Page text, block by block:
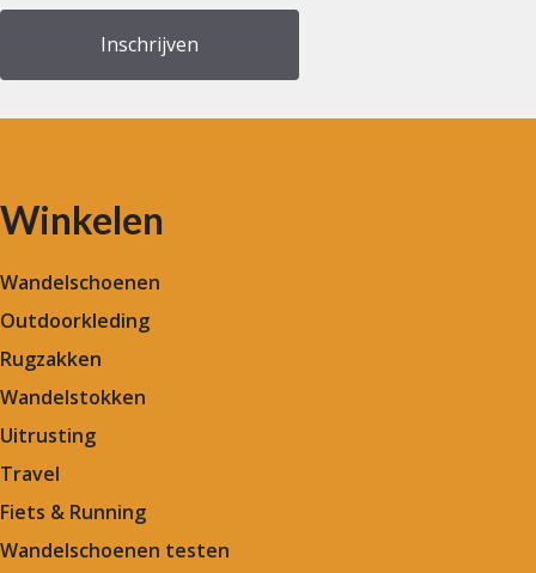
Winkelen
Wandelschoenen
Outdoorkleding
Rugzakken
Wandelstokken
Uitrusting
Travel
Fiets & Running
Wandelschoenen testen